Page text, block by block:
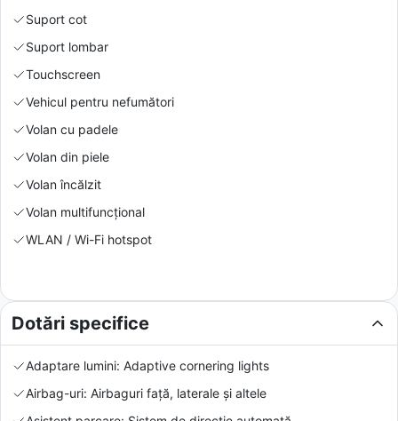
Suport cot
Suport lombar
Touchscreen
Vehicul pentru nefumători
Volan cu padele
Volan din piele
Volan încălzit
Volan multifuncțional
WLAN / Wi-Fi hotspot
Dotări specifice
Adaptare lumini: Adaptive cornering lights
Airbag-uri: Airbaguri față, laterale și altele